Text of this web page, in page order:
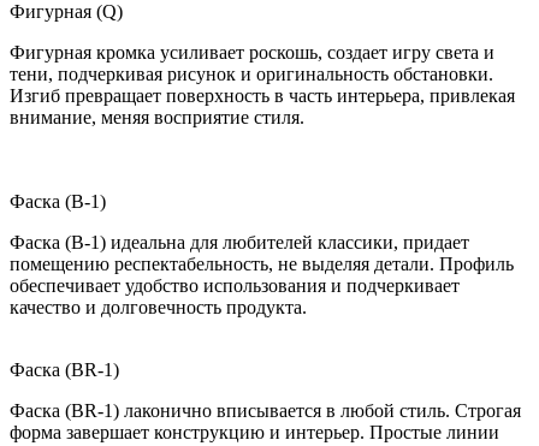
Фигурная (Q)
Фигурная кромка усиливает роскошь, создает игру света и
тени, подчеркивая рисунок и оригинальность обстановки.
Изгиб превращает поверхность в часть интерьера, привлекая
внимание, меняя восприятие стиля.
Фаска (B-1)
Фаска (B-1) идеальна для любителей классики, придает
помещению респектабельность, не выделяя детали. Профиль
обеспечивает удобство использования и подчеркивает
качество и долговечность продукта.
Фаска (BR-1)
Фаска (BR-1) лаконично вписывается в любой стиль. Строгая
форма завершает конструкцию и интерьер. Простые линии